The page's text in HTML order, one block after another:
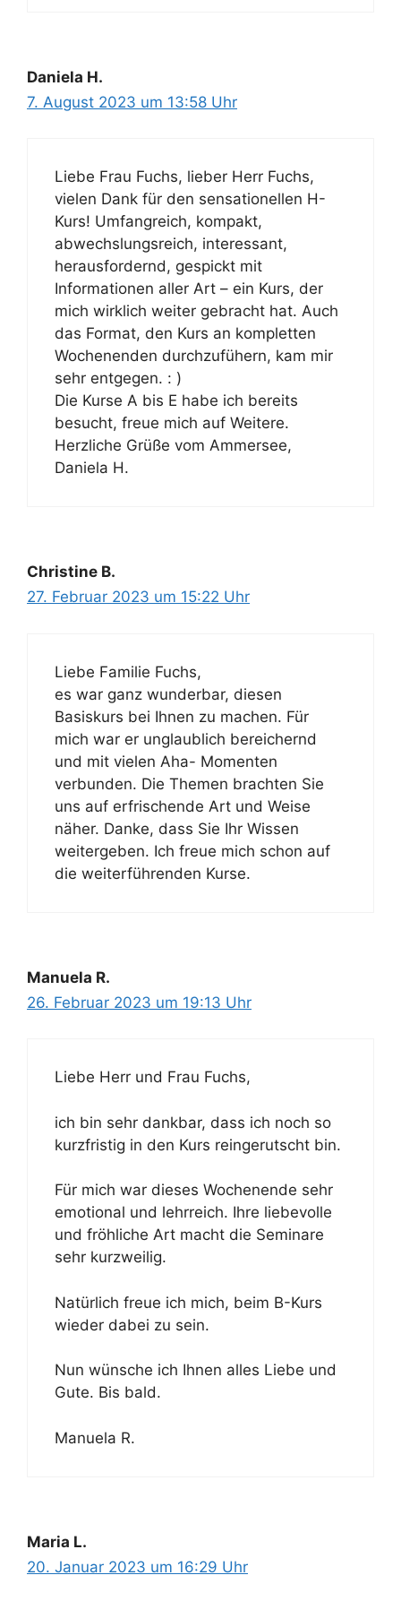
Daniela H.
7. August 2023 um 13:58 Uhr
Liebe Frau Fuchs, lieber Herr Fuchs,
vielen Dank für den sensationellen H-
Kurs! Umfangreich, kompakt,
abwechslungsreich, interessant,
herausfordernd, gespickt mit
Informationen aller Art – ein Kurs, der
mich wirklich weiter gebracht hat. Auch
das Format, den Kurs an kompletten
Wochenenden durchzufühern, kam mir
sehr entgegen. : )
Die Kurse A bis E habe ich bereits
besucht, freue mich auf Weitere.
Herzliche Grüße vom Ammersee,
Daniela H.
Christine B.
27. Februar 2023 um 15:22 Uhr
Liebe Familie Fuchs,
es war ganz wunderbar, diesen
Basiskurs bei Ihnen zu machen. Für
mich war er unglaublich bereichernd
und mit vielen Aha- Momenten
verbunden. Die Themen brachten Sie
uns auf erfrischende Art und Weise
näher. Danke, dass Sie Ihr Wissen
weitergeben. Ich freue mich schon auf
die weiterführenden Kurse.
Manuela R.
26. Februar 2023 um 19:13 Uhr
Liebe Herr und Frau Fuchs,
ich bin sehr dankbar, dass ich noch so
kurzfristig in den Kurs reingerutscht bin.
Für mich war dieses Wochenende sehr
emotional und lehrreich. Ihre liebevolle
und fröhliche Art macht die Seminare
sehr kurzweilig.
Natürlich freue ich mich, beim B-Kurs
wieder dabei zu sein.
Nun wünsche ich Ihnen alles Liebe und
Gute. Bis bald.
Manuela R.
Maria L.
20. Januar 2023 um 16:29 Uhr